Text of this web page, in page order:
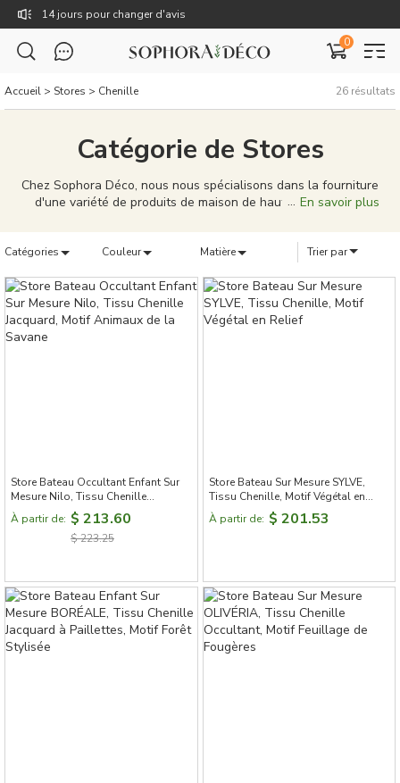
14 jours pour changer d'avis
Livraison gratuite dès 59€
0
Accueil > Stores > Chenille 26 résultats
Catégorie de Stores
Chez Sophora Déco, nous nous spécialisons dans la fourniture
d'une variété de produits de maison de haute qualité pour
notre gamme de produits est conçue pour porter votre vie à
seulement bien conçus, mais aussi de qualité supérieure,
capables de donner à votre maison une personnalité et un
style uniques. Nous nous efforçons de fournir une solution
complète, que vous cherchiez à meubler une nouvelle maison
En savoir plus
Catégories Couleur Matière Trier par
Store Bateau Occultant Enfant Sur
Mesure Nilo, Tissu Chenille
Jacquard, Motif Animaux de la
Savane
À partir de: $ 213.60
$ 223.25
Store Bateau Sur Mesure SYLVE,
Tissu Chenille, Motif Végétal en
Relief
À partir de: $ 201.53